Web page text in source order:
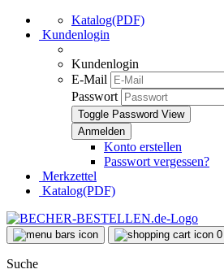
Katalog(PDF)
Kundenlogin
Kundenlogin
E-Mail
Passwort
Toggle Password View
Konto erstellen
Passwort vergessen?
Merkzettel
Katalog(PDF)
0
Suche